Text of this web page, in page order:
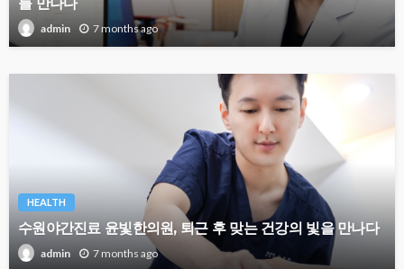
admin 7 months ago
HEALTH
수원야간진료 윤빛한의원, 퇴근 후 맞는 건강의 빛을 만나다
admin 7 months ago